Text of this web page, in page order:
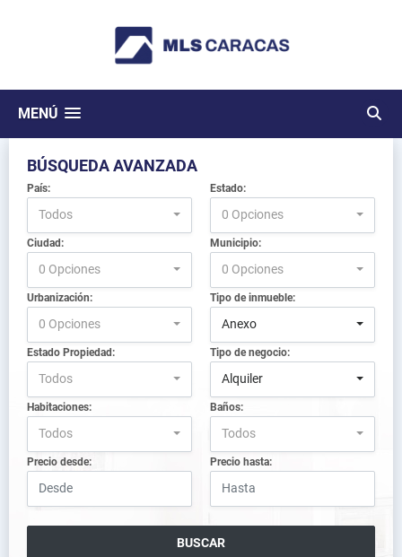
MENÚ
BÚSQUEDA AVANZADA
País:
Todos
Estado:
0 Opciones
Ciudad:
0 Opciones
Municipio:
0 Opciones
Urbanización:
0 Opciones
Tipo de inmueble:
Anexo
Estado Propiedad:
Todos
Tipo de negocio:
Alquiler
Habitaciones:
Todos
Baños:
Todos
Precio desde: Precio hasta:
BUSCAR